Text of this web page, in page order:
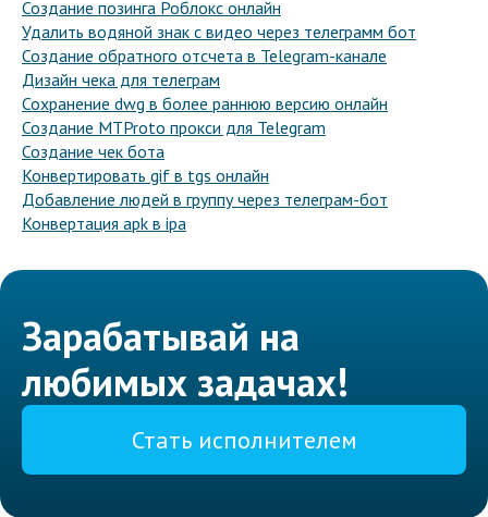
Создание позинга Роблокс онлайн
Удалить водяной знак с видео через телеграмм бот
Создание обратного отсчета в Telegram-канале
Дизайн чека для телеграм
Сохранение dwg в более раннюю версию онлайн
Создание MTProto прокси для Telegram
Создание чек бота
Конвертировать gif в tgs онлайн
Добавление людей в группу через телеграм-бот
Конвертация apk в ipa
Зарабатывай на
любимых задачах!
Стать исполнителем